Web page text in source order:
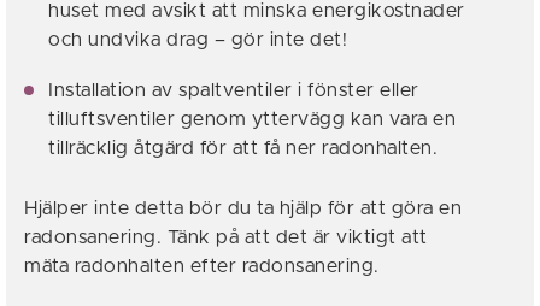
huset med avsikt att minska energikostnader
och undvika drag – gör inte det!
Installation av spaltventiler i fönster eller
tilluftsventiler genom yttervägg kan vara en
tillräcklig åtgärd för att få ner radonhalten.
Hjälper inte detta bör du ta hjälp för att göra en
radonsanering. Tänk på att det är viktigt att
mäta radonhalten efter radonsanering.